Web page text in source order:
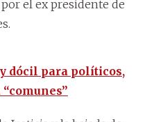
el ex presidente de
dócil para políticos,